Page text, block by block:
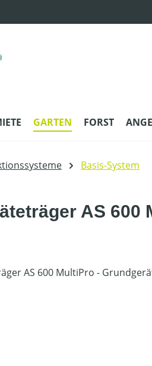
GARTEN FORST
Basis-System
AS 600